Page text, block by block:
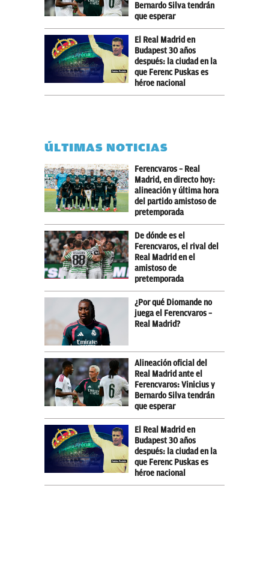
Bernardo Silva tendrán
que esperar
El Real Madrid en
Budapest 30 años
después: la ciudad en la
que Ferenc Puskas es
héroe nacional
ÚLTIMAS NOTICIAS
Ferencvaros – Real
Madrid, en directo hoy:
alineación y última hora
del partido amistoso de
pretemporada
De dónde es el
Ferencvaros, el rival del
Real Madrid en el
amistoso de
pretemporada
¿Por qué Diomande no
juega el Ferencvaros –
Real Madrid?
Alineación oficial del
Real Madrid ante el
Ferencvaros: Vinicius y
Bernardo Silva tendrán
que esperar
El Real Madrid en
Budapest 30 años
después: la ciudad en la
que Ferenc Puskas es
héroe nacional